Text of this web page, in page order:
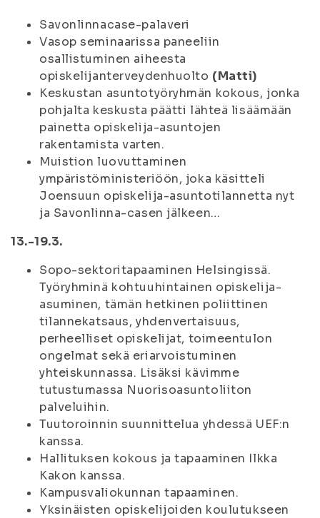
Savonlinnacase-palaveri
Vasop seminaarissa paneeliin
osallistuminen aiheesta
opiskelijanterveydenhuolto (Matti)
Keskustan asuntotyöryhmän kokous, jonka
pohjalta keskusta päätti lähteä lisäämään
painetta opiskelija-asuntojen
rakentamista varten.
Muistion luovuttaminen
ympäristöministeriöön, joka käsitteli
Joensuun opiskelija-asuntotilannetta nyt
ja Savonlinna-casen jälkeen…
13.-19.3.
Sopo-sektoritapaaminen Helsingissä.
Työryhminä kohtuuhintainen opiskelija-
asuminen, tämän hetkinen poliittinen
tilannekatsaus, yhdenvertaisuus,
perheelliset opiskelijat, toimeentulon
ongelmat sekä eriarvoistuminen
yhteiskunnassa. Lisäksi kävimme
tutustumassa Nuorisoasuntoliiton
palveluihin.
Tuutoroinnin suunnittelua yhdessä UEF:n
kanssa.
Hallituksen kokous ja tapaaminen Ilkka
Kakon kanssa.
Kampusvaliokunnan tapaaminen.
Yksinäisten opiskelijoiden koulutukseen